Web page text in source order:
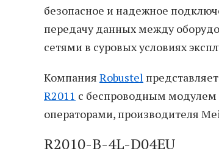
безопасное и надежное
передачу данных между
сетями в суровых условиях
Компания Robustel
R2011 с беспроводным модулем
операторами, производителя
R2010-B-4L-D04EU